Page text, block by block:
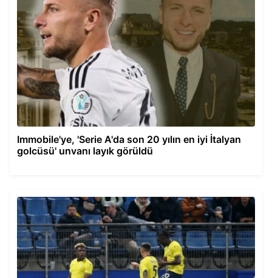
Immobile'ye, 'Serie A'da son 20 yılın en iyi İtalyan
golcüsü' unvanı layık görüldü